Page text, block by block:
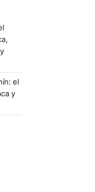
el
y